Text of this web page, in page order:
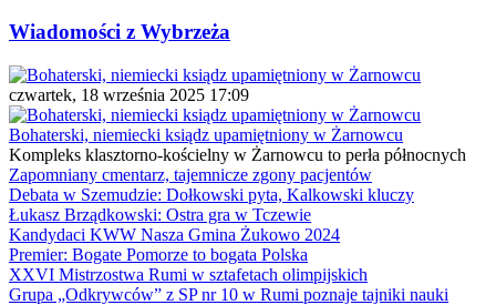
Wiadomości z Wybrzeża
czwartek, 18 września 2025 17:09
Bohaterski, niemiecki ksiądz upamiętniony w Żarnowcu
Kompleks klasztorno-kościelny w Żarnowcu to perła północnych
Zapomniany cmentarz, tajemnicze zgony pacjentów
Debata w Szemudzie: Dołkowski pyta, Kalkowski kluczy
Łukasz Brządkowski: Ostra gra w Tczewie
Kandydaci KWW Nasza Gmina Żukowo 2024
Premier: Bogate Pomorze to bogata Polska
XXVI Mistrzostwa Rumi w sztafetach olimpijskich
Grupa „Odkrywców” z SP nr 10 w Rumi poznaje tajniki nauki